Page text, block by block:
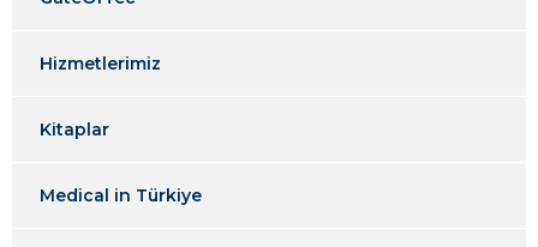
Hizmetlerimiz
Kitaplar
Medical in Türkiye